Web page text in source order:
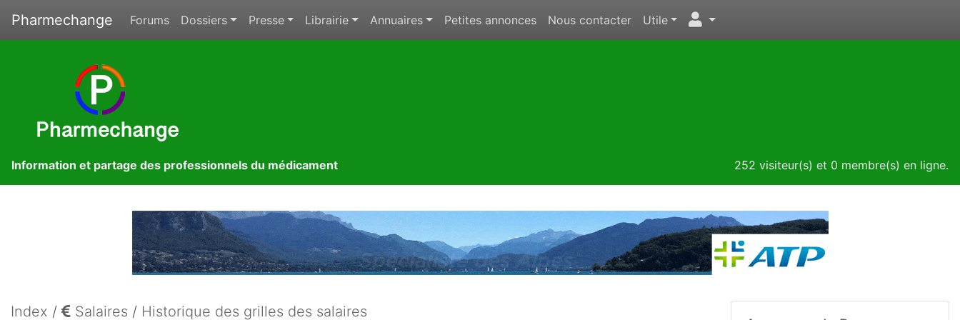
Pharmechange Forums Dossiers Presse Librairie Annuaires Petites annonces Nous contacter Utile
Information et partage des professionnels du médicament 252 visiteur(s) et 0 membre(s) en ligne.
Index / Salaires / Historique des grilles des salaires